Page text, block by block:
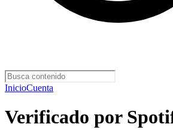
InicioCuenta
Verificado por